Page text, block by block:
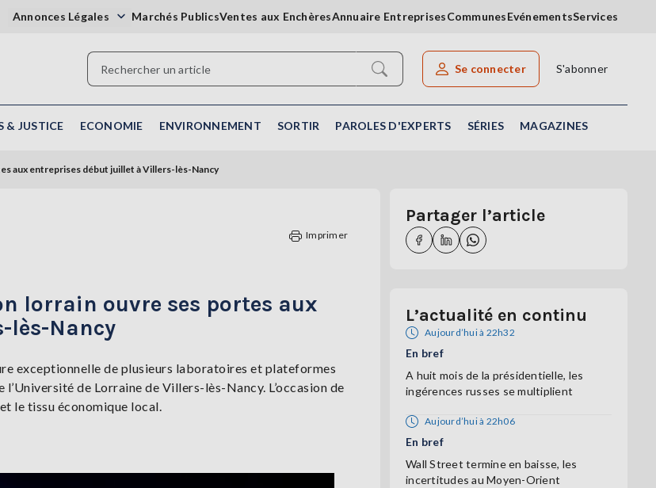
Annonces Légales Marchés PublicsVentes aux EnchèresAnnuaire EntreprisesCommunesEvénementsServices
Rechercher un article
Se connecter S'abonner
& JUSTICE ECONOMIE ENVIRONNEMENT SORTIR PAROLES D'EXPERTS SÉRIES MAGAZINES
aux entreprises début juillet à Villers-lès-Nancy
Imprimer
lorrain ouvre ses portes aux
lès-Nancy
exceptionnelle de plusieurs laboratoires et plateformes
de Lorraine de Villers-lès-Nancy. L’occasion de
le tissu économique local.
Partager l’article
L’actualité en continu
Aujourd’hui à 22h32
En bref
A huit mois de la présidentielle, les
ingérences russes se multiplient
Aujourd’hui à 22h06
En bref
Wall Street termine en baisse, les
incertitudes au Moyen-Orient